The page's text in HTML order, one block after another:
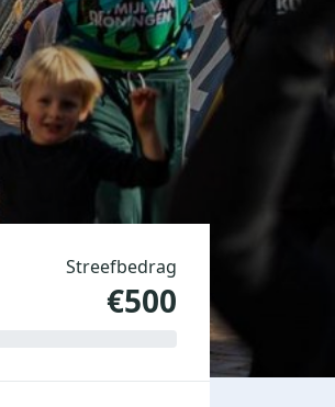
Streefbedrag
€500